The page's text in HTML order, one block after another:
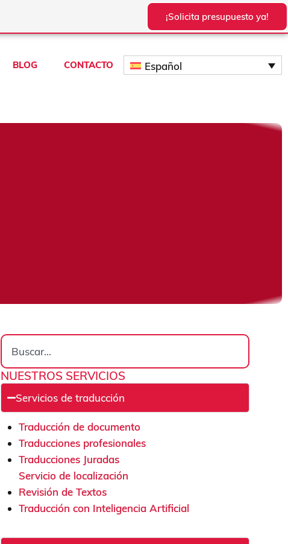
¡Solicita presupuesto ya!
BLOG CONTACTO Español
Search
NUESTROS SERVICIOS
Servicios de traducción
Traducción de documento
Traducciones profesionales
Traducciones Juradas
Servicio de localización
Revisión de Textos
Traducción con Inteligencia Artificial